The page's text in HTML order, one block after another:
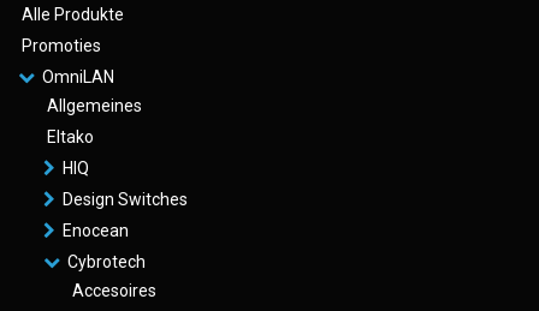
Alle Produkte
Promoties
OmniLAN
Allgemeines
Eltako
HIQ
Design Switches
Enocean
Cybrotech
Accesoires